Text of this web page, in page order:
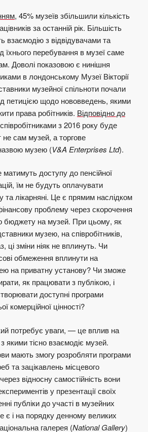
, 45% музеїв збільшили кількість
за останній рік. Більшість
взаємодію з відвідувачами та
їхнього перебування в музеї саме
Доволі показовою є нинішня
в лондонському Музеї Вікторії
музейної спільноти почали
петицією щодо нововведень, якими
права робітників. Відповідно до
з 2016 року буде
не сам музей, а торгове
музею (V&A Enterprises Ltd).
матимуть доступу до пенсійної
їм не будуть оплачувати
та лікарняні. Це є прямим наслідком
проблему через скорочення
бюджету на музей. При цьому, як
музею, на співробітників,
ці зміни ніяк не вплинуть. Чи
обмеження вплинути на
на приватну установу? Чи зможе
як працювати з публікою, і
доступні програми
комерційної цінності?
потребує уваги, — це вплив на
якими тісно взаємодіє музей.
мають змогу розробляти програми
та зацікавлень місцевого
відносну самостійність вони
у презентації своїх
публіки до участі в музейних
є і на порядку денному великих
галерея (National Gallery)